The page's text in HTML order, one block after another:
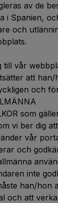
av de
i Spanien,
och
till vår
att han/
och
som
vi ber dig
vår
och
inte
han/hon
och att